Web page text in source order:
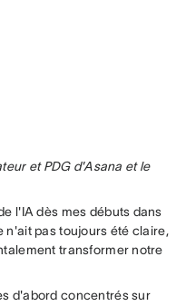
et PDG d'Asana et le
l'IA dès mes débuts dans
n'ait pas toujours été claire,
transformer notre
d'abord concentrés sur